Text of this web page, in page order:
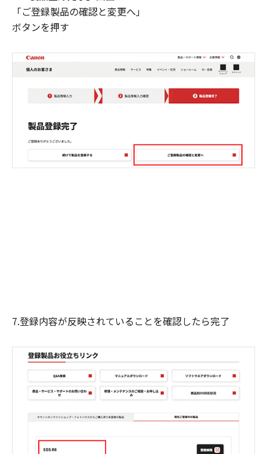
「ご登録製品の確認と変更へ」
ボタンを押す
7.登録内容が反映されていることを確認したら完了